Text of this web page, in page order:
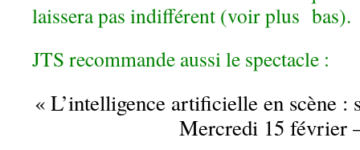
laissera pas indifférent (voir plus bas).
JTS recommande aussi le spectacle :
« L’intelligence artificielle en scène
Mercredi 15 février